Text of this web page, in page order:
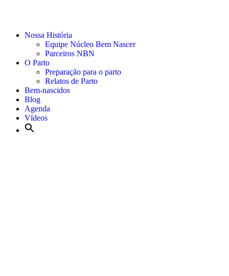
Nossa História
Equipe Núcleo Bem Nascer
Parceiros NBN
O Parto
Preparação para o parto
Relatos de Parto
Bem-nascidos
Blog
Agenda
Vídeos